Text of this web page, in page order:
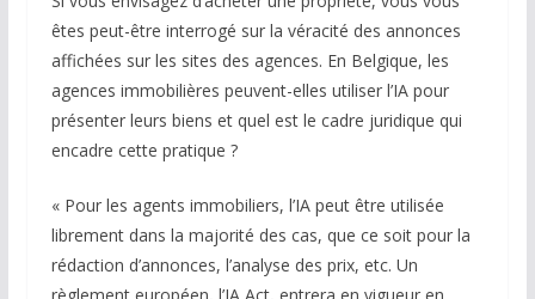
êtes peut-être interrogé sur la véracité des annonces
affichées sur les sites des agences. En Belgique, les
agences immobilières peuvent-elles utiliser l’IA pour
présenter leurs biens et quel est le cadre juridique qui
encadre cette pratique ?
« Pour les agents immobiliers, l’IA peut être utilisée
librement dans la majorité des cas, que ce soit pour la
rédaction d’annonces, l’analyse des prix, etc. Un